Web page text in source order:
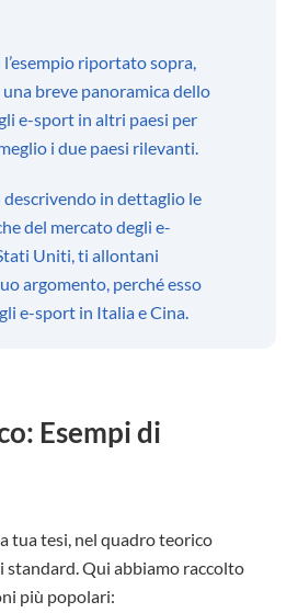
l’esempio riportato sopra,
breve panoramica dello
e-sport in altri paesi per
i due paesi rilevanti.
descrivendo in dettaglio le
del mercato degli e-
Uniti, ti allontani
argomento, perché esso
e-sport in Italia e Cina.
Esempi di
tua tesi, nel quadro teorico
standard. Qui abbiamo raccolto
più popolari: